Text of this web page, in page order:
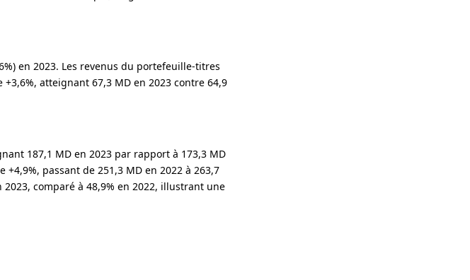
en 2023. Les revenus du portefeuille-titres
atteignant 67,3 MD en 2023 contre 64,9
187,1 MD en 2023 par rapport à 173,3 MD
passant de 251,3 MD en 2022 à 263,7
comparé à 48,9% en 2022, illustrant une